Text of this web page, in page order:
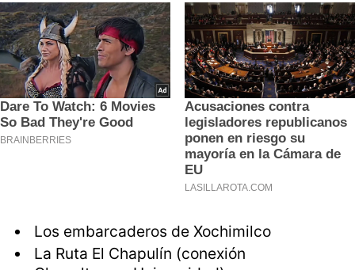
Los embarcaderos de Xochimilco
La Ruta El Chapulín (conexión